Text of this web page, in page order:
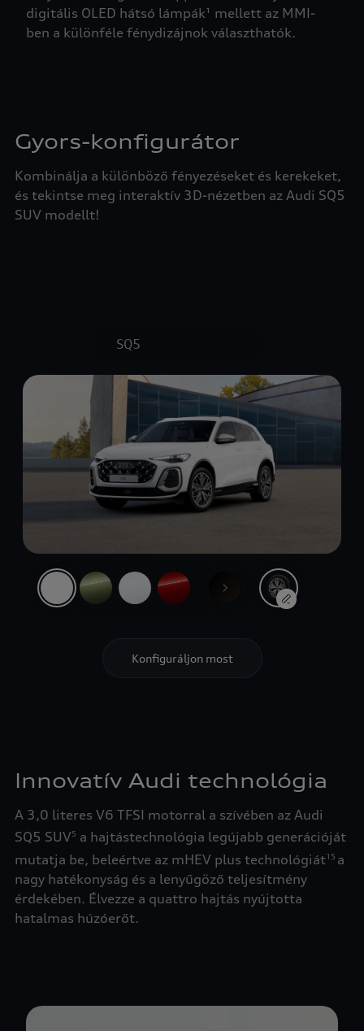
digitális OLED hátsó lámpák¹ mellett az MMI-
ben a különféle fénydizájnok választhatók.
Gyors-konfigurátor
Kombinálja a különböző fényezéseket és kerekeket,
és tekintse meg interaktív 3D-nézetben az Audi SQ5
SUV modellt!
Innovatív Audi technológia
A 3,0 literes V6 TFSI motorral a szívében az Audi
SQ5 SUV5 a hajtástechnológia legújabb generációját
mutatja be, beleértve az mHEV plus technológiát15 a
nagy hatékonyság és a lenyűgöző teljesítmény
érdekében. Élvezze a quattro hajtás nyújtotta
hatalmas húzóerőt.